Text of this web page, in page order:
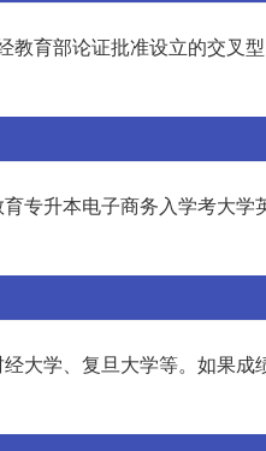
育部论证批准设立的交叉
专升本电子商务入学考大学
大学、复旦大学等。如果成